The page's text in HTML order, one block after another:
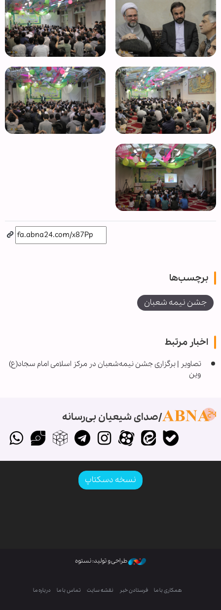
برچسب‌ها
جشن نیمه شعبان
اخبار مرتبط
تصاویر | برگزاری جشن نیمه‌شعبان در مرکز اسلامی امام سجاد(ع)
وین
صدای شیعیان بی‌رسانه
نسخه دسکتاپ
طراحی و تولید: نستوه
همکاری با ما فرستادن خبر نقشه سایت تماس با ما درباره ما